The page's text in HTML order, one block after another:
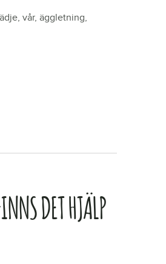
vår, äggletning,
DET HJÄLP